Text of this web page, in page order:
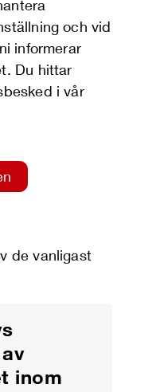
och vid
informerar
Du hittar
i vår
de vanligast
inom